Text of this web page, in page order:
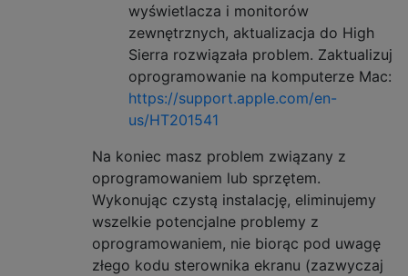
wyświetlacza i monitorów
zewnętrznych, aktualizacja do High
Sierra rozwiązała problem. Zaktualizuj
oprogramowanie na komputerze Mac:
https://support.apple.com/en-
us/HT201541
Na koniec masz problem związany z
oprogramowaniem lub sprzętem.
Wykonując czystą instalację, eliminujemy
wszelkie potencjalne problemy z
oprogramowaniem, nie biorąc pod uwagę
złego kodu sterownika ekranu (zazwyczaj